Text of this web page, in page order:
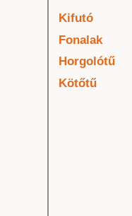
Kifutó
Fonalak
Horgolótű
Kötőtű